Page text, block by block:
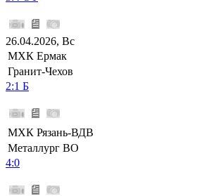
26.04.2026, Вс
МХК Ермак
Гранит-Чехов
2:1 Б
МХК Рязань-ВДВ
Металлург ВО
4:0